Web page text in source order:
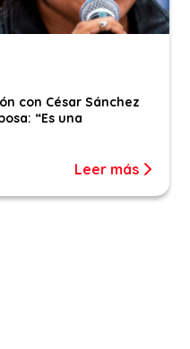
con César Sánchez
“Es una
Leer más